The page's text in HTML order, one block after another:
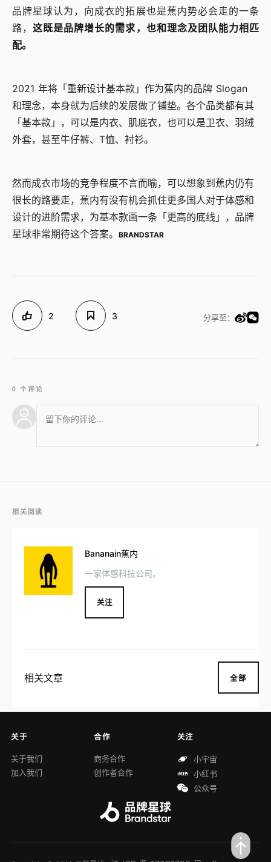
品牌星球认为，向成衣的拓展也是蕉内势必会走的一条
路，这既是品牌增长的需求，也和理念及团队能力相匹
配。
2021 年将「重新设计基本款」作为蕉内的品牌 Slogan
和理念，本身就为后续的发展做了铺垫。各个品类都有其
「基本款」，可以是内衣、肌底衣，也可以是卫衣、羽绒
外套，甚至牛仔裤、T恤、衬衫。
然而成衣市场的竞争程度不言而喻，可以想象到蕉内仍有
很长的路要走，蕉内有没有机会抓住更多国人对于体感和
设计的进阶需求，为基本款画一条「更高的底线」，品牌
星球非常期待这个答案。
BRANDSTAR
2 3 分享至：
0 个评论
相关阅读
Bananain蕉内
一家体感科技公司。
关注
相关文章 全部
关于
关于我们
加入我们
合作
商务合作
创作者合作
关注
小宇宙
小红书
公众号